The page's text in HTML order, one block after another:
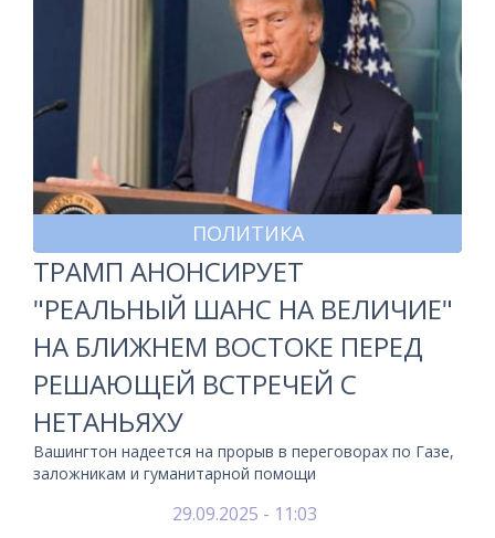
ПОЛИТИКА
ТРАМП АНОНСИРУЕТ
"РЕАЛЬНЫЙ ШАНС НА ВЕЛИЧИЕ"
НА БЛИЖНЕМ ВОСТОКЕ ПЕРЕД
РЕШАЮЩЕЙ ВСТРЕЧЕЙ С
НЕТАНЬЯХУ
Вашингтон надеется на прорыв в переговорах по Газе,
заложникам и гуманитарной помощи
29.09.2025 - 11:03